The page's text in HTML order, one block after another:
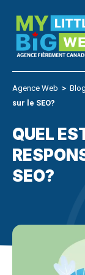
content
Agence Web ＞
sur le SEO?
QUEL
SEO?